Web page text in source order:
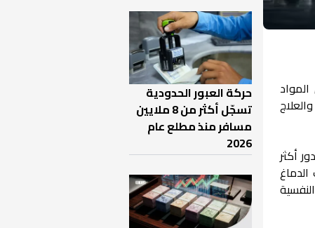
أكثر
حركة العبور الحدودية
تسجّل أكثر من 8 ملايين
مسافر منذ مطلع عام
2026